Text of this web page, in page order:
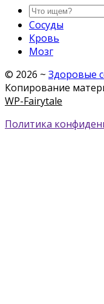
Сосуды
Кровь
Мозг
© 2026 ~ Здоровые
Копирование
WP-Fairytale
Политика